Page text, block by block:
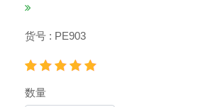
货号 : PE903
数量